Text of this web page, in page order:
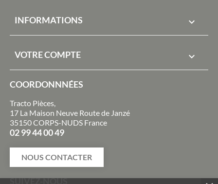
INFORMATIONS 
VOTRE COMPTE 
COORDONNNÉES
Tracto Pièces,
17 La Maison Neuve Route de Janzé
35150 CORPS-NUDS France
02 99 44 00 49
NOUS CONTACTER
SUIVEZ-NOUS